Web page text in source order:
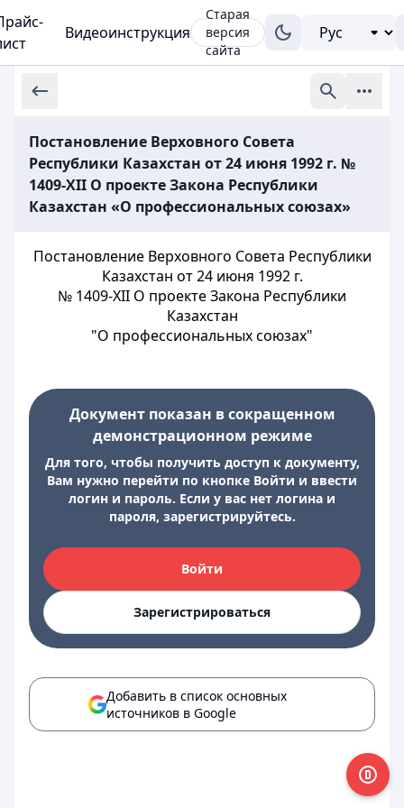
Видеоинструкция
Старая
версия
сайта
Постановление Верховного Совета
Республики Казахстан от 24 июня 1992 г. №
1409-XII О проекте Закона Республики
Казахстан «О профессиональных союзах»
Постановление Верховного Совета Республики
Казахстан от 24 июня 1992 г.
№ 1409-XII О проекте Закона Республики
Казахстан
"О профессиональных союзах"
Документ показан в сокращенном
демонстрационном режиме
Для того, чтобы получить доступ к документу,
Вам нужно перейти по кнопке Войти и ввести
логин и пароль. Если у вас нет логина и
пароля, зарегистрируйтесь.
Войти
Зарегистрироваться
Добавить в список основных
источников в Google